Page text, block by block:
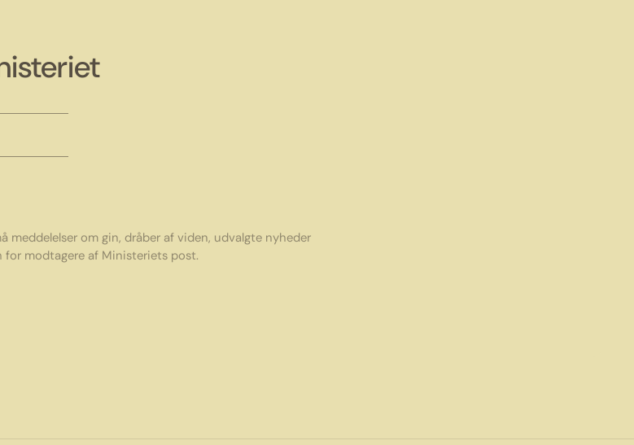
meddelelser om gin, dråber af viden, udvalgte nyheder
for modtagere af Ministeriets post.